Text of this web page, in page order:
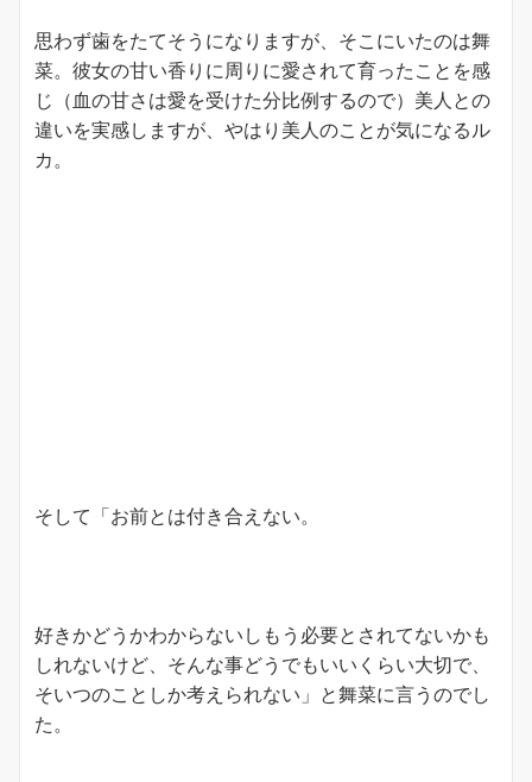
思わず歯をたてそうになりますが、そこにいたのは舞
菜。彼女の甘い香りに周りに愛されて育ったことを感
じ（血の甘さは愛を受けた分比例するので）美人との
違いを実感しますが、やはり美人のことが気になるル
カ。
そして「お前とは付き合えない。
好きかどうかわからないしもう必要とされてないかも
しれないけど、そんな事どうでもいいくらい大切で、
そいつのことしか考えられない」と舞菜に言うのでし
た。